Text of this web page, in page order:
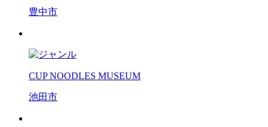
豊中市
CUP NOODLES MUSEUM
池田市